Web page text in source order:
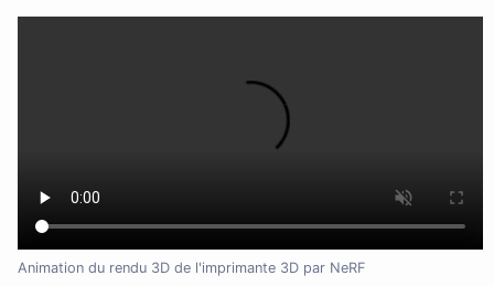
Animation du rendu 3D de l'imprimante 3D par NeRF